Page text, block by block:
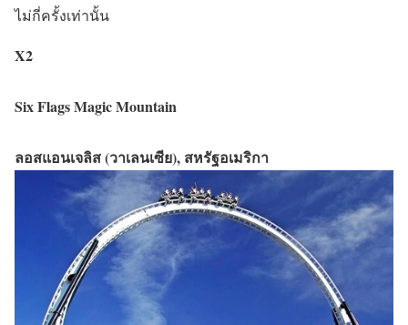
ไม่กี่ครั้งเท่านั้น
X2
Six Flags Magic Mountain
ลอสแอนเจลิส (วาเลนเซีย), สหรัฐอเมริกา